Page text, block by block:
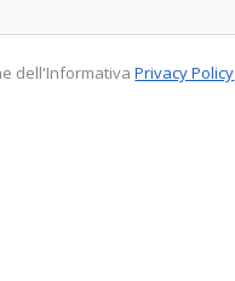
dell'InformativaPrivacy Policy